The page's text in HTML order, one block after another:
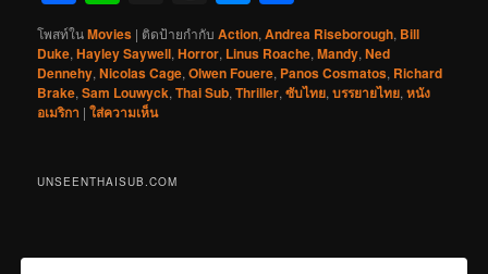
โพสท์ในMovies | ติดป้ายกำกับ Action,Andrea Riseborough, Bill
Duke,Hayley Saywell,Horror, Linus Roache,Mandy,Ned
Dennehy,Nicolas Cage,Olwen Fouere, Panos Cosmatos, Richard
Brake,Sam Louwyck,Thai Sub,Thriller,ซับไทย,บรรยายไทย,หนัง
อเมริกา |ใส่ความเห็น
UNSEENTHAISUB.COM